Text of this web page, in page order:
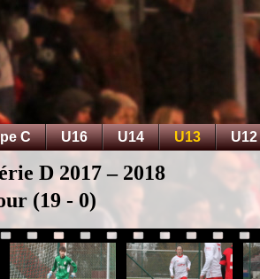
C U16 U14 U13 U12
D 2017 – 2018
(19 - 0)